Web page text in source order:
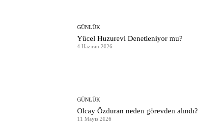
GÜNLÜK
Yücel Huzurevi Denetleniyor mu?
4 Haziran 2026
GÜNLÜK
Olcay Özduran neden görevden alındı?
11 Mayıs 2026